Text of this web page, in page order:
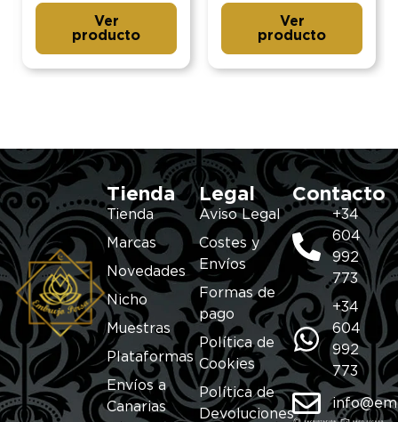
Ver
producto
Ver
producto
Tienda
Tienda
Marcas
Novedades
Nicho
Muestras
Plataformas
Envíos a
Canarias
Legal
Aviso Legal
Costes y
Envíos
Formas de
pago
Política de
Cookies
Política de
Devoluciones
Contacto
+34
604
992
773
+34
604
992
773